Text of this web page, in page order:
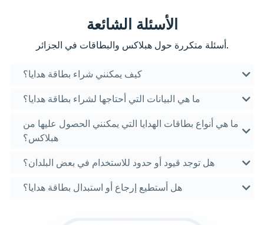
الأسئلة الشائعة
أسئلة متكررة حول هبلاكس والبطاقات في الجزائر.
كيف يمكنني شراء بطاقة هدايا؟
ما هي البيانات التي أحتاجها لشراء بطاقة هدايا؟
ما هي أنواع بطاقات الهدايا التي يمكنني الحصول عليها من
هبلاكس؟
هل توجد قيود أو حدود للاستخدام في بعض البلدان؟
هل أستطيع إرجاع أو استبدال بطاقة هدايا؟